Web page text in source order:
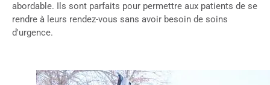
abordable. Ils sont parfaits pour permettre aux patients de se
rendre à leurs rendez-vous sans avoir besoin de soins
d'urgence.